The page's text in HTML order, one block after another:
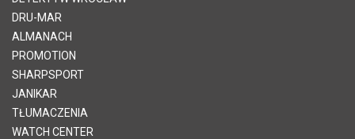
DRU-MAR
ALMANACH
PROMOTION
SHARPSPORT
JANIKAR
TŁUMACZENIA
WATCH CENTER